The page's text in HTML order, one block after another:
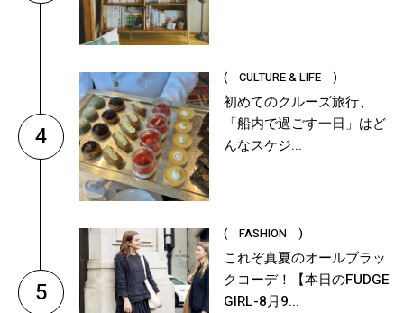
4
( CULTURE & LIFE )
初めてのクルーズ旅行、
「船内で過ごす一日」はど
んなスケジ...
5
( FASHION )
これぞ真夏のオールブラッ
クコーデ！【本日のFUDGE
GIRL-8月9...